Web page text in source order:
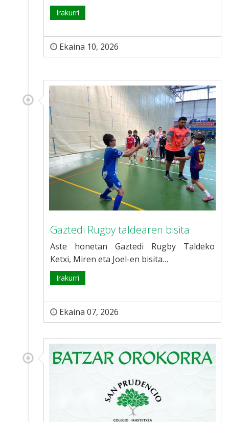
Irakurri
Ekaina 10, 2026
Gaztedi Rugby taldearen bisita
Aste honetan Gaztedi Rugby Taldeko
Ketxi, Miren eta Joel-en bisita…
Irakurri
Ekaina 07, 2026